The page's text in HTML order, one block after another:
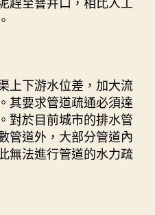
上下游水位差，加大流
其要求管道疏通必須達
對於目前城市的排水管
管道外，大部分管道內
無法進行管道的水力疏